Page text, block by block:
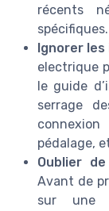
récents
spécifiques.
Ignorer
electrique
le guide
serrage
pédalage,
Oublier
Avant de
sur une